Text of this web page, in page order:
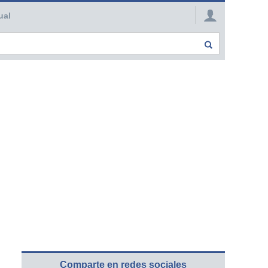
Comparte en redes sociales